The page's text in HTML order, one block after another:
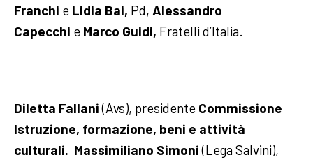
Franchi e Lidia Bai, Pd, Alessandro
Capecchi e Marco Guidi, Fratelli d’Italia.
Diletta Fallani(Avs), presidente Commissione
Istruzione, formazione, beni e attività
culturali. Massimiliano Simoni(Lega Salvini),